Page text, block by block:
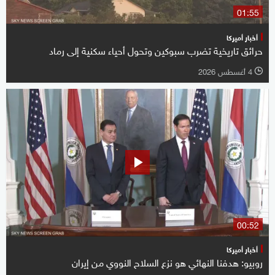
01:55
أخبار أميركا
حرائق تاريخية تضرب سبوكين وتحول أحياء سكنية إلى رماد
l 4 أغسطس 2026
00:52
أخبار أميركا
روبيو: هدفنا النهائي هو نزع السلاح النووي من إيران